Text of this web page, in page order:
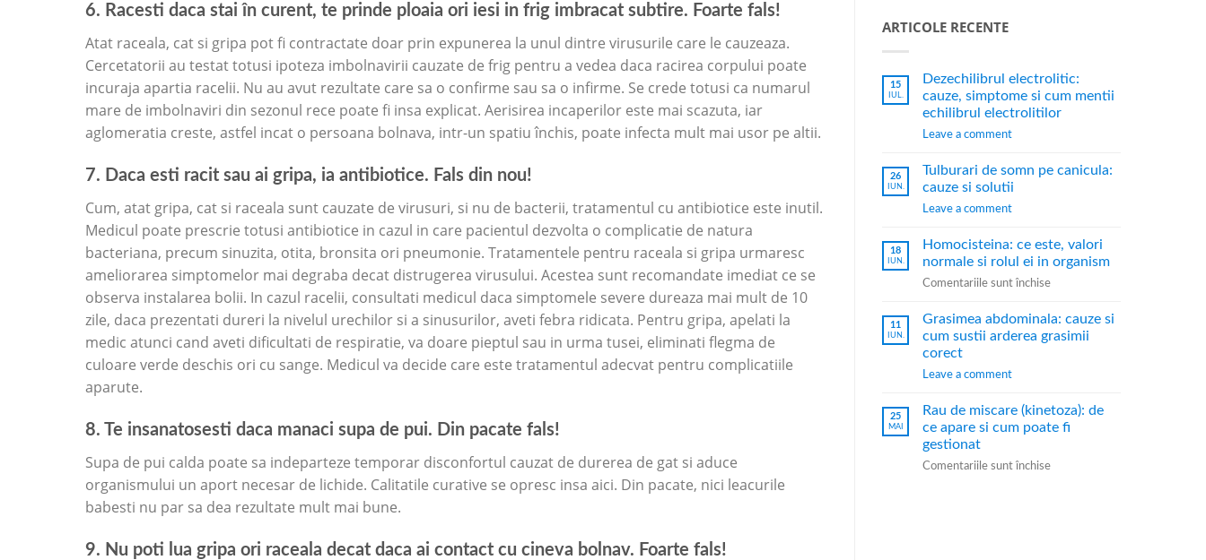
6. Racesti daca stai în curent, te prinde ploaia ori iesi in frig imbracat subtire. Foarte fals!
Atat raceala, cat si gripa pot fi contractate doar prin expunerea la unul dintre virusurile care le cauzeaza.
Cercetatorii au testat totusi ipoteza imbolnavirii cauzate de frig pentru a vedea daca racirea corpului poate
incuraja apartia racelii. Nu au avut rezultate care sa o confirme sau sa o infirme. Se crede totusi ca numarul
mare de imbolnaviri din sezonul rece poate fi insa explicat. Aerisirea incaperilor este mai scazuta, iar
aglomeratia creste, astfel incat o persoana bolnava, intr-un spatiu închis, poate infecta mult mai usor pe altii.
7. Daca esti racit sau ai gripa, ia antibiotice. Fals din nou!
Cum, atat gripa, cat si raceala sunt cauzate de virusuri, si nu de bacterii, tratamentul cu antibiotice este inutil.
Medicul poate prescrie totusi antibiotice in cazul in care pacientul dezvolta o complicatie de natura
bacteriana, precum sinuzita, otita, bronsita ori pneumonie. Tratamentele pentru raceala si gripa urmaresc
ameliorarea simptomelor mai degraba decat distrugerea virusului. Acestea sunt recomandate imediat ce se
observa instalarea bolii. In cazul racelii, consultati medicul daca simptomele severe dureaza mai mult de 10
zile, daca prezentati dureri la nivelul urechilor si a sinusurilor, aveti febra ridicata. Pentru gripa, apelati la
medic atunci cand aveti dificultati de respiratie, va doare pieptul sau in urma tusei, eliminati flegma de
culoare verde deschis ori cu sange. Medicul va decide care este tratamentul adecvat pentru complicatiile
aparute.
8. Te insanatosesti daca manaci supa de pui. Din pacate fals!
Supa de pui calda poate sa indeparteze temporar disconfortul cauzat de durerea de gat si aduce
organismului un aport necesar de lichide. Calitatile curative se opresc insa aici. Din pacate, nici leacurile
babesti nu par sa dea rezultate mult mai bune.
9. Nu poti lua gripa ori raceala decat daca ai contact cu cineva bolnav. Foarte fals!
ARTICOLE RECENTE
15
IUL.
Dezechilibrul electrolitic:
cauze, simptome si cum mentii
echilibrul electrolitilor
Leave a comment
26
IUN.
Tulburari de somn pe canicula:
cauze si solutii
Leave a comment
18
IUN.
Homocisteina: ce este, valori
normale si rolul ei in organism
Comentariile sunt închise
11
IUN.
Grasimea abdominala: cauze si
cum sustii arderea grasimii
corect
Leave a comment
25
MAI
Rau de miscare (kinetoza): de
ce apare si cum poate fi
gestionat
Comentariile sunt închise